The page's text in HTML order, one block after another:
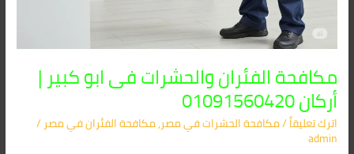
مكافحة الفئران والحشرات فى ابو كبير |
أركان 01091560420
اترك تعليقاً/مكافحة الحشرات في مصر,مكافحة الفئران​ في مصر/
admin